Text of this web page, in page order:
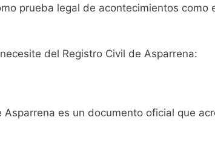
prueba legal de acontecimientos
del Registro Civil de Asparrena:
es un documento oficial que